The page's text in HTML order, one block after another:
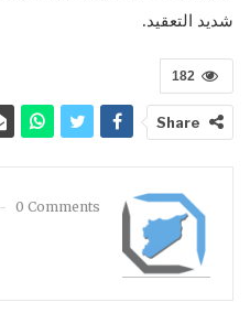
شديد التعقيد.
182
Share
0 Comments